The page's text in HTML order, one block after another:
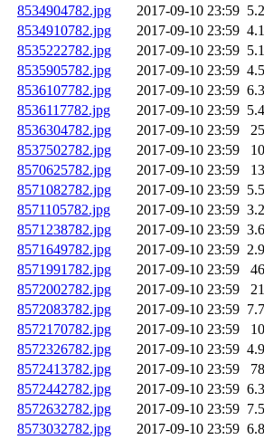
8534904782.jpg
2017-09-10 23:59
8534910782.jpg
2017-09-10 23:59
8535222782.jpg
2017-09-10 23:59
8535905782.jpg
2017-09-10 23:59
8536107782.jpg
2017-09-10 23:59
8536117782.jpg
2017-09-10 23:59
8536304782.jpg
2017-09-10 23:59
8537502782.jpg
2017-09-10 23:59
8570625782.jpg
2017-09-10 23:59
8571082782.jpg
2017-09-10 23:59
8571105782.jpg
2017-09-10 23:59
8571238782.jpg
2017-09-10 23:59
8571649782.jpg
2017-09-10 23:59
8571991782.jpg
2017-09-10 23:59
8572002782.jpg
2017-09-10 23:59
8572083782.jpg
2017-09-10 23:59
8572170782.jpg
2017-09-10 23:59
8572326782.jpg
2017-09-10 23:59
8572413782.jpg
2017-09-10 23:59
8572442782.jpg
2017-09-10 23:59
8572632782.jpg
2017-09-10 23:59
8573032782.jpg
2017-09-10 23:59